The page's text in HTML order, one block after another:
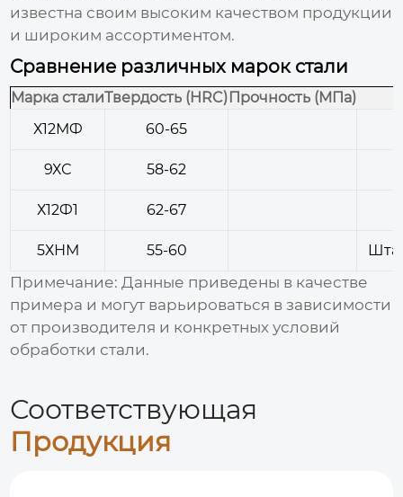
известна своим высоким качеством продукции
и широким ассортиментом.
Сравнение различных марок стали
Марка сталиТвердость (HRC) Прочность (МПа)
Х12МФ
60-65
9ХС 58-62
Х12Ф1 62-67
5ХНМ 55-60
Примечание: Данные приведены в качестве
примера и могут варьироваться в зависимости
от производителя и конкретных условий
обработки стали.
Соответствующая
Продукция